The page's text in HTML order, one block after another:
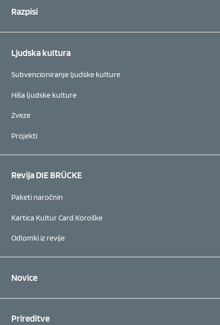
Razpisi
Ljudska kultura
Subvencioniranje ljudske kulture
Hiša ljudske kulture
Zveze
Projekti
Revija DIE BRÜCKE
Paketi naročnin
Kartica Kultur Card Koroške
Odlomki iz revije
Novice
Prireditve